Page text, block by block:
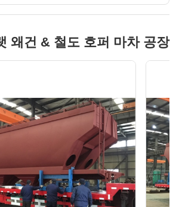
다.
로 용접 프레임 구조로 제작됩니다
칸 화차 하부 배출 G 화차 개방형
철도 평탄 왜건 통합 크레인 20M
호퍼 왜건 밸러스트 호퍼 카 레일카 트
차고 12m 특화 차량 덩어리차고
닫이문 닫힘 철도 화물차 3미터
왜건 & 철도 호퍼 마차 공장